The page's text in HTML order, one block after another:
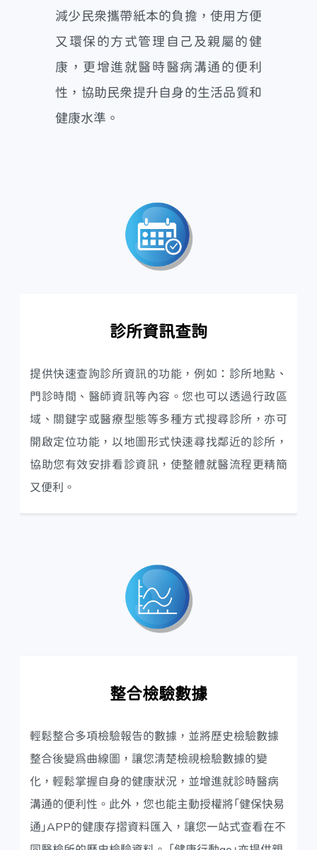
減少民眾攜帶紙本的負擔，使用方便
又環保的方式管理自己及親屬的健
康，更增進就醫時醫病溝通的便利
性，協助民眾提升自身的生活品質和
健康水準。
診所資訊查詢
提供快速查詢診所資訊的功能，例如：診所地點、
門診時間、醫師資訊等內容。您也可以透過行政區
域、關鍵字或醫療型態等多種方式搜尋診所，亦可
開啟定位功能，以地圖形式快速尋找鄰近的診所，
協助您有效安排看診資訊，使整體就醫流程更精簡
又便利。
整合檢驗數據
輕鬆整合多項檢驗報告的數據，並將歷史檢驗數據
整合後變為曲線圖，讓您清楚檢視檢驗數據的變
化，輕鬆掌握自身的健康狀況，並增進就診時醫病
溝通的便利性。此外，您也能主動授權將「健保快易
通」APP的健康存摺資料匯入，讓您一站式查看在不